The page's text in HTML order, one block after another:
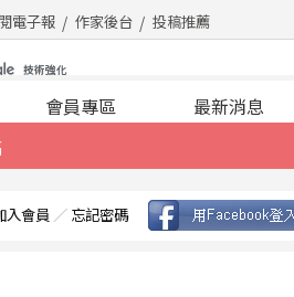
電子報 作家後台 投稿推薦
會員專區 最新消息
入會員 ／ 忘記密碼